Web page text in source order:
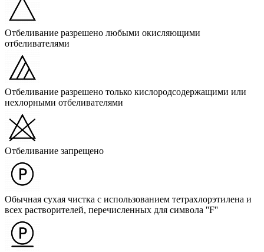
Отбеливание разрешено любыми окисляющими
отбеливателями
Отбеливание разрешено только кислородсодержащими или
нехлорными отбеливателями
Отбеливание запрещено
Обычная сухая чистка с использованием тетрахлорэтилена и
всех растворителей, перечисленных для символа ''F''